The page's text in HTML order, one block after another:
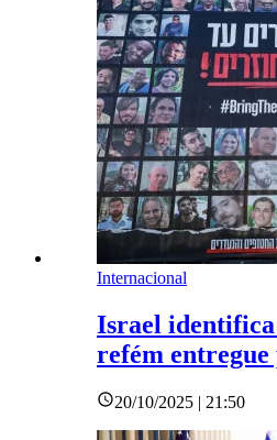
Internacional
Israel identifica
refém entregue
20/10/2025 | 21:50